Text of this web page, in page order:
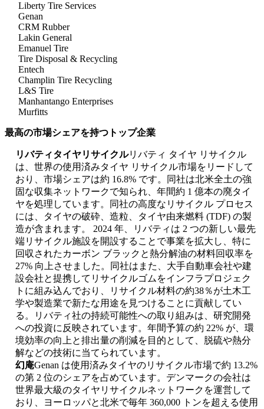
Liberty Tire Services
Genan
CRM Rubber
Lakin General
Emanuel Tire
Tire Disposal & Recycling
Entech
Champlin Tire Recycling
L&S Tire
Manhantango Enterprises
Murfitts
最高の市場シェアを持つトップ企業
リバティタイヤリサイクルリバティ タイヤ リサイクル
は、世界の使用済みタイヤ リサイクル市場をリードして
おり、市場シェアは約 16.8% です。同社は北米全土の強
固な収集ネットワークで知られ、年間約 1 億本の廃タイ
ヤを処理しています。同社の高度なリサイクル プロセス
には、タイヤの破砕、造粒、タイヤ由来燃料 (TDF) の製
造が含まれます。 2024 年、リバティは 2 つの新しい最先
端リサイクル施設を開設することで事業を拡大し、特に
回収されたカーボン ブラックと熱分解油の材料回収率を
27% 向上させました。同社はまた、大手自動車会社や建
設会社と提携してリサイクルゴムをインフラプロジェク
トに組み込んでおり、リサイクル材料の約38％が土木工
学や製造業で新たな用途を見つけることに貢献してい
る。リバティ社の持続可能性への取り組みは、研究開発
への投資に反映されています。年間予算の約 22% が、環
境効率の向上と排出量の削減を目的として、脱硫や熱分
解などの技術に当てられています。
幻庵Genan は使用済みタイヤのリサイクル市場で約 13.2%
の第 2 位のシェアを占めています。デンマークの会社は
世界最大級のタイヤリサイクルネットワークを運営して
おり、ヨーロッパと北米で毎年 360,000 トンを超える使用